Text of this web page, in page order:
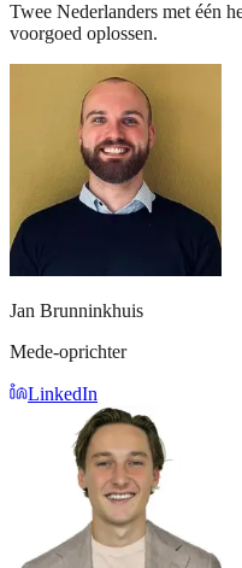
Twee Nederlanders met één
voorgoed oplossen.
Jan Brunninkhuis
Mede-oprichter
LinkedIn